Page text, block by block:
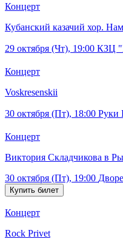
Концерт
Кубанский казачий хор.
29 октября (Чт), 19:00 КЗЦ
Концерт
Voskresenskii
30 октября (Пт), 18:00 Руки
Концерт
Виктория Складчикова в
30 октября (Пт), 19:00
Концерт
Rock Privet